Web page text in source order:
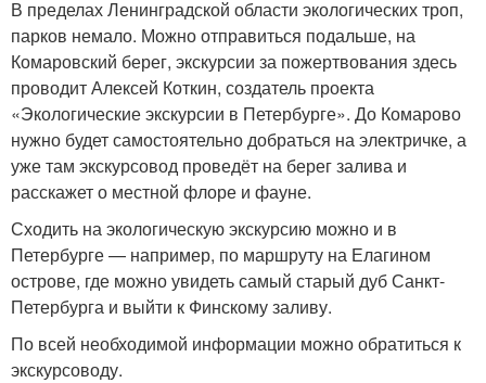
В пределах Ленинградской области экологических троп,
парков немало. Можно отправиться подальше, на
Комаровский берег, экскурсии за пожертвования здесь
проводит Алексей Коткин, создатель проекта
«Экологические экскурсии в Петербурге». До Комарово
нужно будет самостоятельно добраться на электричке, а
уже там экскурсовод проведёт на берег залива и
расскажет о местной флоре и фауне.
Сходить на экологическую экскурсию можно и в
Петербурге — например, по маршруту на Елагином
острове, где можно увидеть самый старый дуб Санкт-
Петербурга и выйти к Финскому заливу.
По всей необходимой информации можно обратиться к
экскурсоводу.